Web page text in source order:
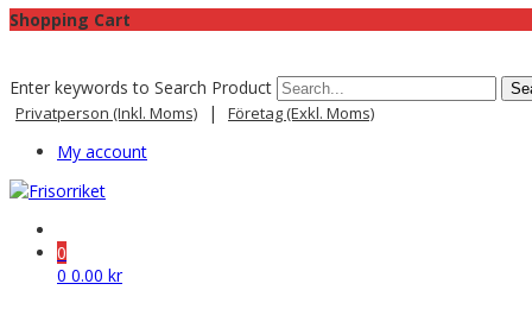
Shopping Cart
Enter keywords to Search Product
Privatperson (inkl. Moms) | Företag (exkl. Moms)
My account
0
0 0.00 kr